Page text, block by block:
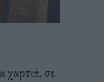
χαρτιά, σε